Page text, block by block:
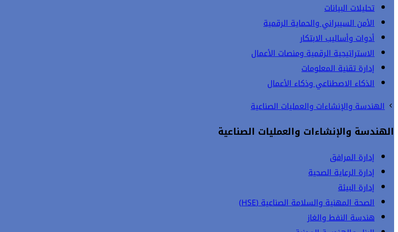
تحليلات البيانات
الأمن السيبراني والحماية الرقمية
أدوات وأساليب الابتكار
الاستراتيجية الرقمية ومنصات الأعمال
إدارة تقنية المعلومات
الذكاء الاصطناعي وذكاء الأعمال
الهندسة والإنشاءات والعمليات الصناعية
الهندسة والإنشاءات والعمليات الصناعية
إدارة المرافق
إدارة الرعاية الصحية
إدارة البيئة
الصحة المهنية والسلامة الصناعية (HSE)
هندسة النفط والغاز